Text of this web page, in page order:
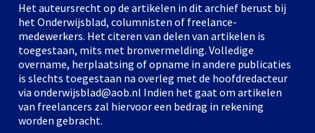
Het auteursrecht op de artikelen in dit archief berust bij
het Onderwijsblad, columnisten of freelance-
medewerkers. Het citeren van delen van artikelen is
toegestaan, mits met bronvermelding. Volledige
overname, herplaatsing of opname in andere publicaties
is slechts toegestaan na overleg met de hoofdredacteur
via onderwijsblad@aob.nl Indien het gaat om artikelen
van freelancers zal hiervoor een bedrag in rekening
worden gebracht.